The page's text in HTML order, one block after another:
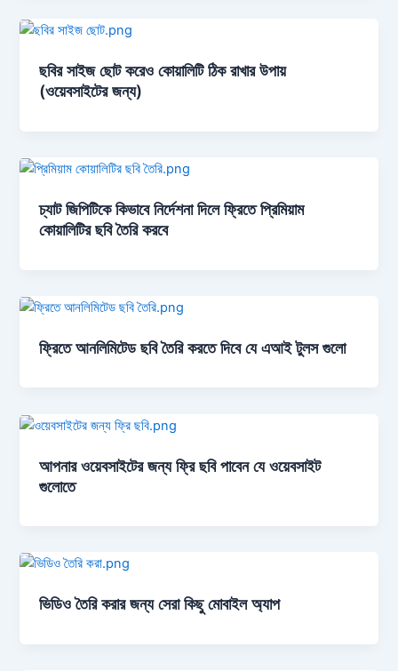
ছবির সাইজ ছোট করেও কোয়ালিটি ঠিক রাখার উপায়
(ওয়েবসাইটের জন্য)
চ্যাট জিপিটিকে কিভাবে নির্দেশনা দিলে ফ্রিতে প্রিমিয়াম
কোয়ালিটির ছবি তৈরি করবে
ফ্রিতে আনলিমিটেড ছবি তৈরি করতে দিবে যে এআই টুলস গুলো
আপনার ওয়েবসাইটের জন্য ফ্রি ছবি পাবেন যে ওয়েবসাইট
গুলোতে
ভিডিও তৈরি করার জন্য সেরা কিছু মোবাইল অ্যাপ